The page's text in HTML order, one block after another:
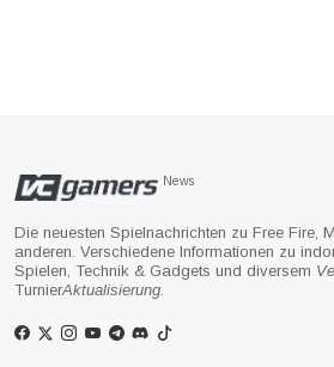
News
Die neuesten Spielnachrichten zu Free Fire,
anderen. Verschiedene Informationen zu
Spielen, Technik & Gadgets und diversem
TurnierAktualisierung.